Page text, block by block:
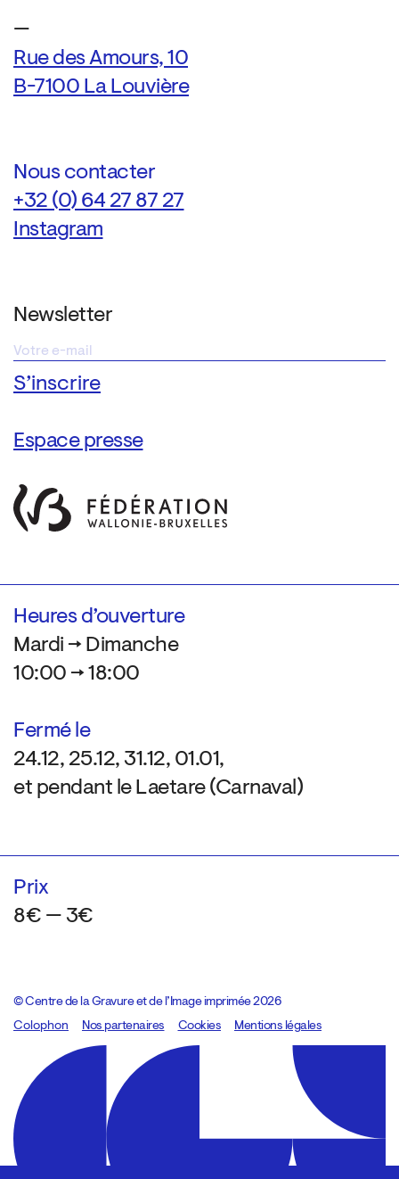
—
Rue des Amours, 10
B-7100 La Louvière
Nous contacter
+32 (0) 64 27 87 27
Instagram
Newsletter
Espace presse
Heures d’ouverture
Mardi → Dimanche
10:00 → 18:00
Fermé le
24.12, 25.12, 31.12, 01.01,
et pendant le Laetare (Carnaval)
Prix
8€ — 3€
© Centre de la Gravure et de l’Image imprimée 2026
Colophon
Design:Marcel Kaczmarek, code:8080.studio
Nos partenaires Cookies Mentions légales